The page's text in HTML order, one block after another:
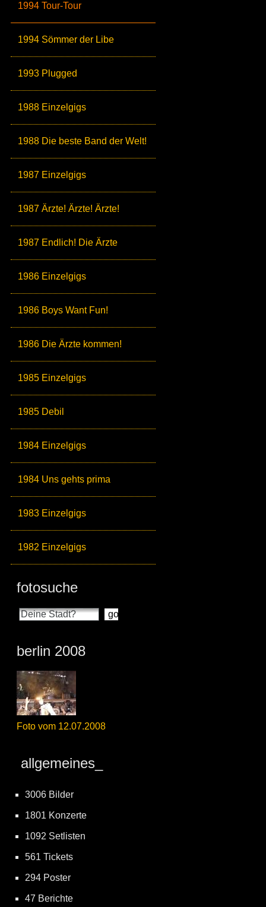
1994 Tour-Tour
1994 Sömmer der Libe
1993 Plugged
1988 Einzelgigs
1988 Die beste Band der Welt!
1987 Einzelgigs
1987 Ärzte! Ärzte! Ärzte!
1987 Endlich! Die Ärzte
1986 Einzelgigs
1986 Boys Want Fun!
1986 Die Ärzte kommen!
1985 Einzelgigs
1985 Debil
1984 Einzelgigs
1984 Uns gehts prima
1983 Einzelgigs
1982 Einzelgigs
fotosuche
berlin 2008
Foto vom 12.07.2008
allgemeines_
3006 Bilder
1801 Konzerte
1092 Setlisten
561 Tickets
294 Poster
47 Berichte